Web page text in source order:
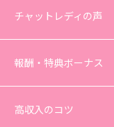
チャットレディの声
報酬・特典ボーナス
高収入のコツ